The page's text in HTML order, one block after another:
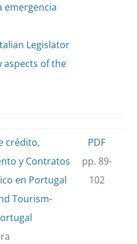
emergencia
Legislator
aspects of the
crédito,
y Contratos
en Portugal
Tourism-
PDF
pp. 89-
102